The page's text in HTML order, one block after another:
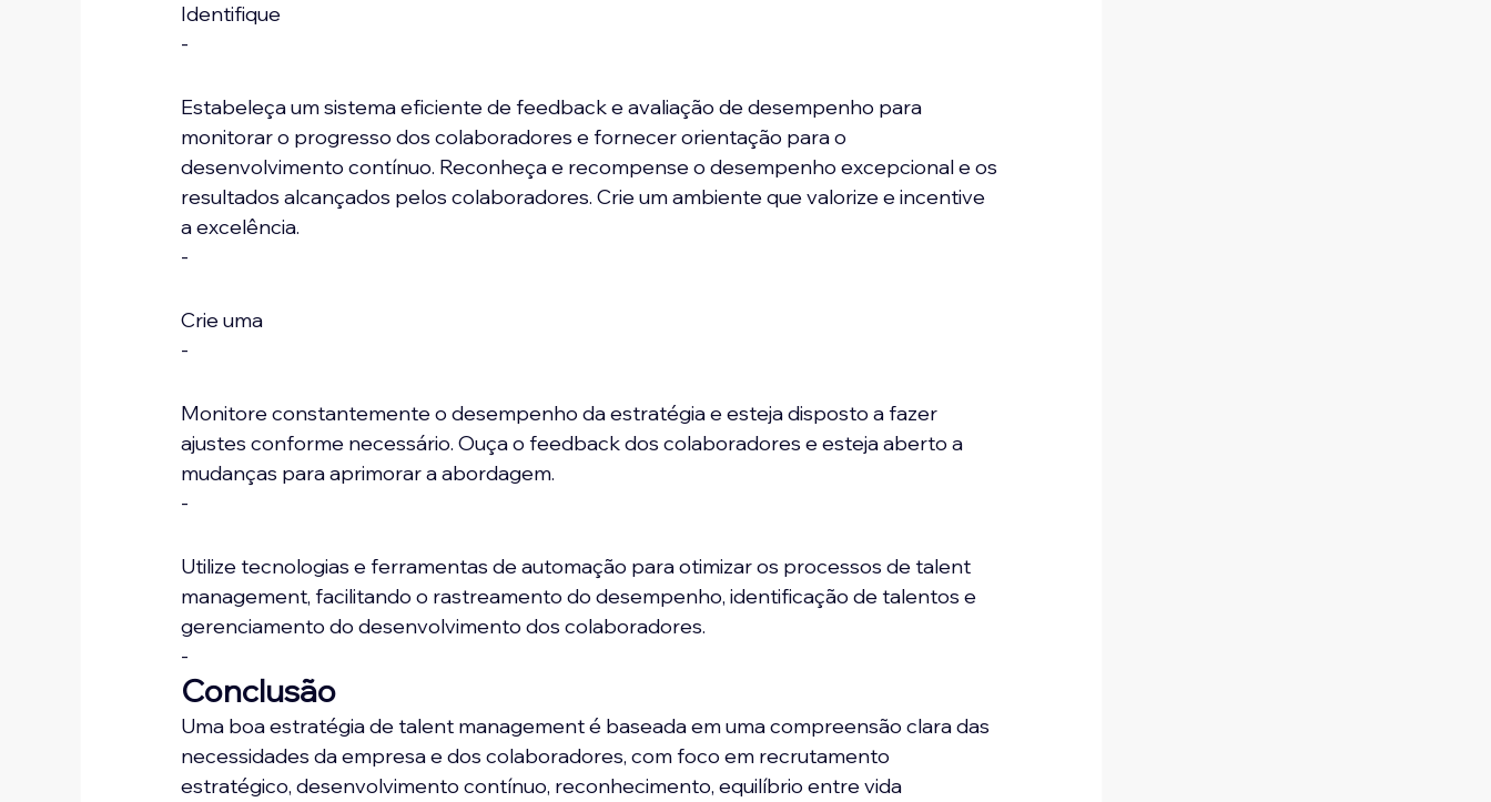
Identifique
-
Estabeleça um sistema eficiente de feedback e avaliação de desempenho para
monitorar o progresso dos colaboradores e fornecer orientação para o
desenvolvimento contínuo. Reconheça e recompense o desempenho excepcional e os
resultados alcançados pelos colaboradores. Crie um ambiente que valorize e incentive
a excelência.
-
Crie uma
-
Monitore constantemente o desempenho da estratégia e esteja disposto a fazer
ajustes conforme necessário. Ouça o feedback dos colaboradores e esteja aberto a
mudanças para aprimorar a abordagem.
-
Utilize tecnologias e ferramentas de automação para otimizar os processos de talent
management, facilitando o rastreamento do desempenho, identificação de talentos e
gerenciamento do desenvolvimento dos colaboradores.
-
Conclusão
Uma boa estratégia de talent management é baseada em uma compreensão clara das
necessidades da empresa e dos colaboradores, com foco em recrutamento
estratégico, desenvolvimento contínuo, reconhecimento, equilíbrio entre vida